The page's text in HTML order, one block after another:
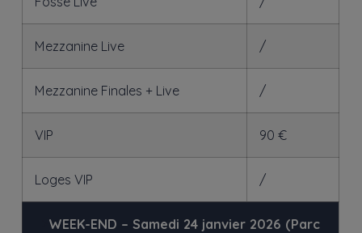
Mezzanine Live /
Mezzanine Finales + Live /
VIP 90 €
Loges VIP /
WEEK-END – Samedi 24 janvier 2026 (Parc